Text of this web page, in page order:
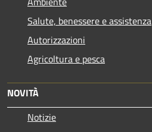
Salute, benessere e assistenza
Autorizzazioni
Agricoltura e pesca
NOVITÀ
Notizie